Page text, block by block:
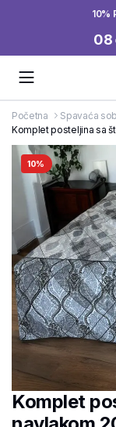
10%
08
Početna Spavaća
Komplet posteljina sa
10%
Komplet